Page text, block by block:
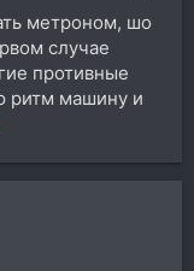
метроном, шо
случае
противные
ритм машину и